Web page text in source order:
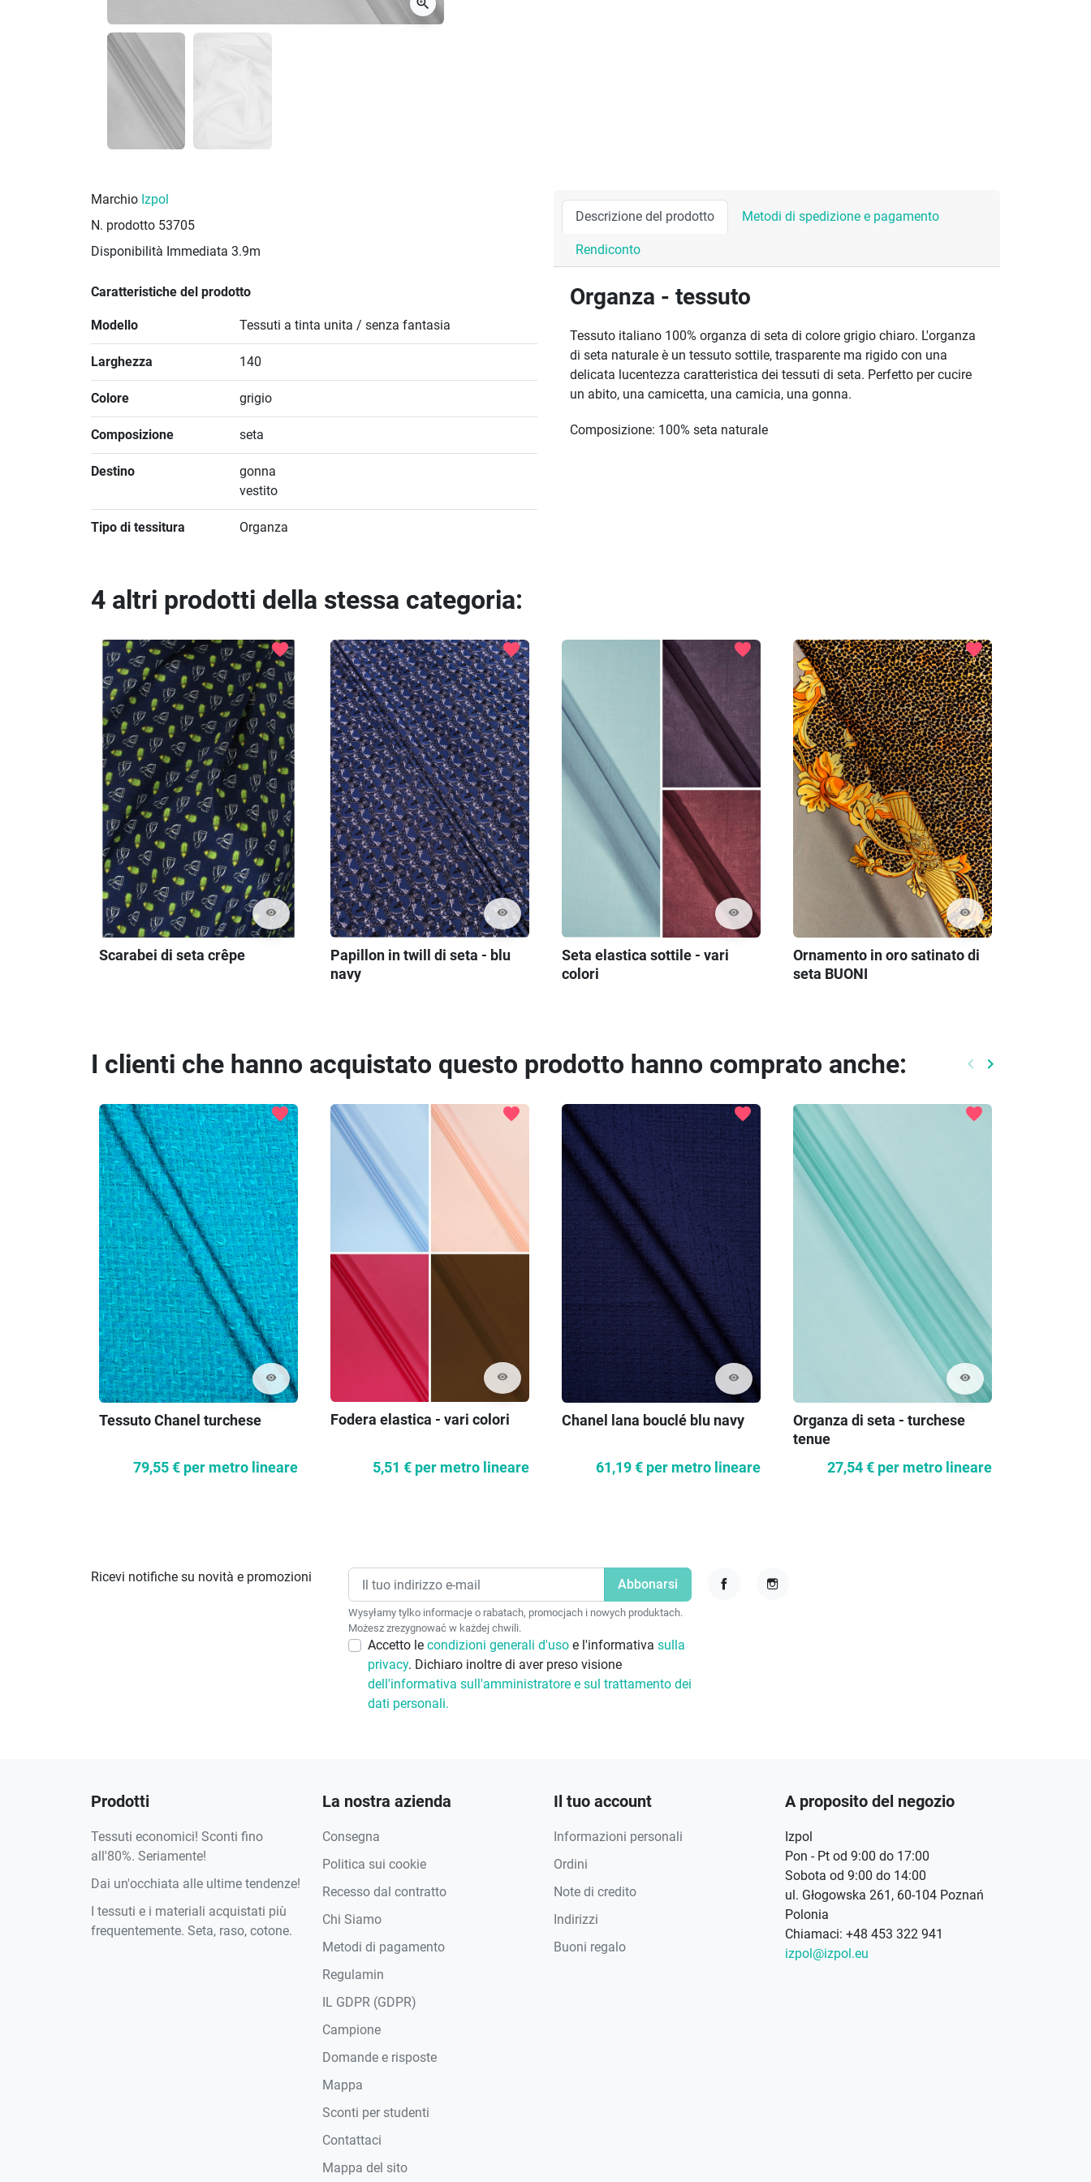
Marchio Izpol
N. prodotto 53705
Disponibilità Immediata 3.9m
Caratteristiche del prodotto
Modello Tessuti a tinta unita / senza fantasia
Larghezza 140
Colore grigio
Composizione seta
Destino
gonna
vestito
Tipo di tessitura Organza
Descrizione del prodotto Metodi di spedizione e pagamento
Rendiconto
Organza - tessuto
Tessuto italiano 100% organza di seta di colore grigio chiaro. L'organza
di seta naturale è un tessuto sottile, trasparente ma rigido con una
delicata lucentezza caratteristica dei tessuti di seta. Perfetto per cucire
un abito, una camicetta, una camicia, una gonna.
Composizione: 100% seta naturale
4 altri prodotti della stessa categoria:
visibility
favorite
Scarabei di seta crêpe
visibility
favorite
Papillon in twill di seta - blu
navy
visibility
favorite
Seta elastica sottile - vari
colori
visibility
favorite
Ornamento in oro satinato di
seta BUONI
I clienti che hanno acquistato questo prodotto hanno comprato anche: Precedente
keyboard_arrow_left Prossimo
keyboard_arrow_right
visibility
favorite
Tessuto Chanel turchese
79,55 € per metro lineare
visibility
favorite
Fodera elastica - vari colori
5,51 € per metro lineare
visibility
favorite
Chanel lana bouclé blu navy
61,19 € per metro lineare
visibility
favorite
Organza di seta - turchese
tenue
27,54 € per metro lineare
Ricevi notifiche su novità e promozioni
Wysyłamy tylko informacje o rabatach, promocjach i nowych produktach.
Możesz zrezygnować w każdej chwili.
Accetto le condizioni generali d'uso e l'informativa sulla
privacy. Dichiaro inoltre di aver preso visione
dell'informativa sull'amministratore e sul trattamento dei
dati personali.
Prodotti
Tessuti economici! Sconti fino
all'80%. Seriamente!
Dai un'occhiata alle ultime tendenze!
I tessuti e i materiali acquistati più
frequentemente. Seta, raso, cotone.
La nostra azienda
Consegna
Politica sui cookie
Recesso dal contratto
Chi Siamo
Metodi di pagamento
Regulamin
IL GDPR (GDPR)
Campione
Domande e risposte
Mappa
Sconti per studenti
Contattaci
Mappa del sito
Il tuo account
Informazioni personali
Ordini
Note di credito
Indirizzi
Buoni regalo
A proposito del negozio
Izpol
Pon - Pt od 9:00 do 17:00
Sobota od 9:00 do 14:00
ul. Głogowska 261, 60-104 Poznań
Polonia
Chiamaci: +48 453 322 941
izpol@izpol.eu